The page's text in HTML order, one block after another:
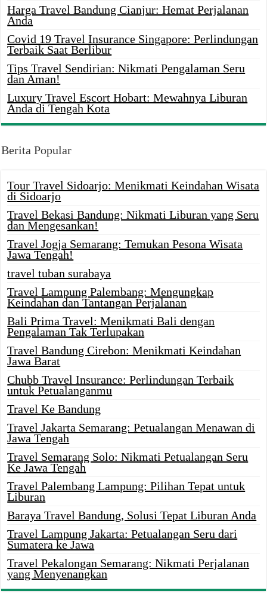
Harga Travel Bandung Cianjur: Hemat Perjalanan
Anda
Covid 19 Travel Insurance Singapore: Perlindungan
Terbaik Saat Berlibur
Tips Travel Sendirian: Nikmati Pengalaman Seru
dan Aman!
Luxury Travel Escort Hobart: Mewahnya Liburan
Anda di Tengah Kota
Berita Popular
Tour Travel Sidoarjo: Menikmati Keindahan Wisata
di Sidoarjo
Travel Bekasi Bandung: Nikmati Liburan yang Seru
dan Mengesankan!
Travel Jogja Semarang: Temukan Pesona Wisata
Jawa Tengah!
travel tuban surabaya
Travel Lampung Palembang: Mengungkap
Keindahan dan Tantangan Perjalanan
Bali Prima Travel: Menikmati Bali dengan
Pengalaman Tak Terlupakan
Travel Bandung Cirebon: Menikmati Keindahan
Jawa Barat
Chubb Travel Insurance: Perlindungan Terbaik
untuk Petualanganmu
Travel Ke Bandung
Travel Jakarta Semarang: Petualangan Menawan di
Jawa Tengah
Travel Semarang Solo: Nikmati Petualangan Seru
Ke Jawa Tengah
Travel Palembang Lampung: Pilihan Tepat untuk
Liburan
Baraya Travel Bandung, Solusi Tepat Liburan Anda
Travel Lampung Jakarta: Petualangan Seru dari
Sumatera ke Jawa
Travel Pekalongan Semarang: Nikmati Perjalanan
yang Menyenangkan